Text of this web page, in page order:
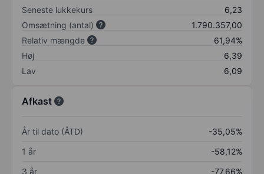
Seneste lukkekurs
6,23
Omsætning (antal)
1.790.357,00
Relativ mængde
61,94%
Høj
6,39
Lav
6,09
Afkast
År til dato (ÅTD)
-35,05%
1 år
-58,12%
3 år
-77,66%